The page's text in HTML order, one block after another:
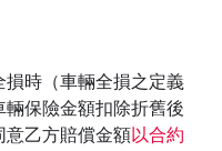
時（車輛全損之定義
保險金額扣除折舊後
意乙方賠償金額以合約